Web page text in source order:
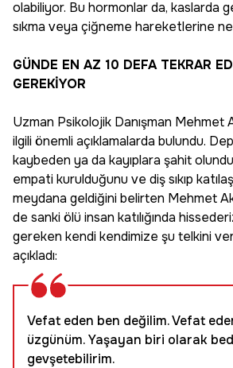
olabiliyor. Bu hormonlar da, kaslarda
sıkma veya çiğneme hareketlerine
GÜNDE EN AZ 10 DEFA TEKRAR
GEREKİYOR
Uzman Psikolojik Danışman Mehmet
ilgili önemli açıklamalarda bulundu.
kaybeden ya da kayıplara şahit
empati kurulduğunu ve diş sıkıp
meydana geldiğini belirten Mehmet
de sanki ölü insan katılığında
gereken kendi kendimize şu telkini
açıkladı:
Vefat eden ben değilim. Vefat
üzgünüm. Yaşayan biri olarak
gevşetebilirim.